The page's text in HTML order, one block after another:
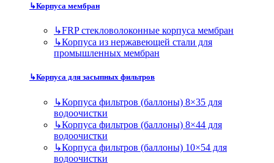
↳Корпуса мембран
↳FRP стекловолоконные корпуса мембран
↳Корпуса из нержавеющей стали для
промышленных мембран
↳Корпуса для засыпных фильтров
↳Корпуса фильтров (баллоны) 8×35 для
водоочистки
↳Корпуса фильтров (баллоны) 8×44 для
водоочистки
↳Корпуса фильтров (баллоны) 10×54 для
водоочистки